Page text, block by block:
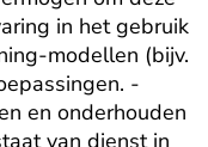
in het gebruik
modellen (bijv.
-
en onderhouden
van dienst in